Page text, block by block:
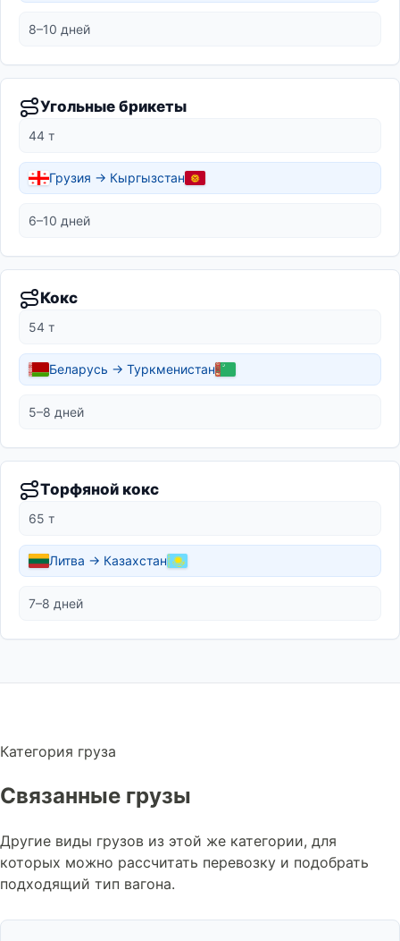
8–10 дней
Угольные брикеты
44 т
Грузия → Кыргызстан
6–10 дней
Кокс
54 т
Беларусь → Туркменистан
5–8 дней
Торфяной кокс
65 т
Литва → Казахстан
7–8 дней
Категория груза
Связанные грузы
Другие виды грузов из этой же категории, для
которых можно рассчитать перевозку и подобрать
подходящий тип вагона.